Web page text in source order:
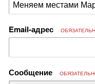
Email-адрес
Сообщение